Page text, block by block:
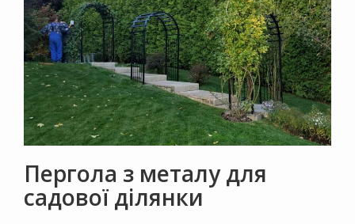
Пергола з металу для
садової ділянки